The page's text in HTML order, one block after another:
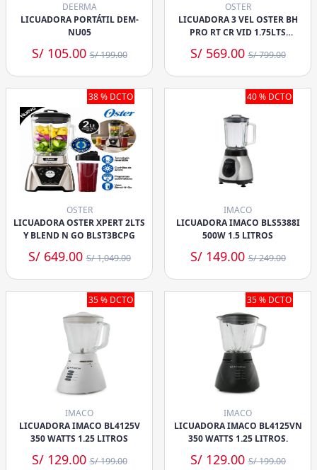
DEERMA
LICUADORA PORTÁTIL DEM-
NU05
S/ 105.00S/ 199.00
OSTER
LICUADORA 3 VEL OSTER BH
PRO RT CR VID 1.75LTS
S/ 569.00S/ 799.00
38 % DCTO
OSTER
LICUADORA OSTER XPERT 2LTS
Y BLEND N GO BLST3BCPG
S/ 649.00S/ 1,049.00
40 % DCTO
IMACO
LICUADORA IMACO BLS5388I
500W 1.5 LITROS
S/ 149.00S/ 249.00
35 % DCTO
IMACO
LICUADORA IMACO BL4125V
350 WATTS 1.25 LITROS
S/ 129.00S/ 199.00
35 % DCTO
IMACO
LICUADORA IMACO BL4125VN
350 WATTS 1.25 LITROS.
S/ 129.00S/ 199.00